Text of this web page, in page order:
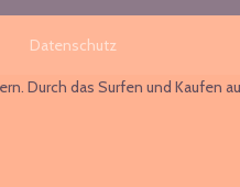
Datenschutz
Durch das Surfen und